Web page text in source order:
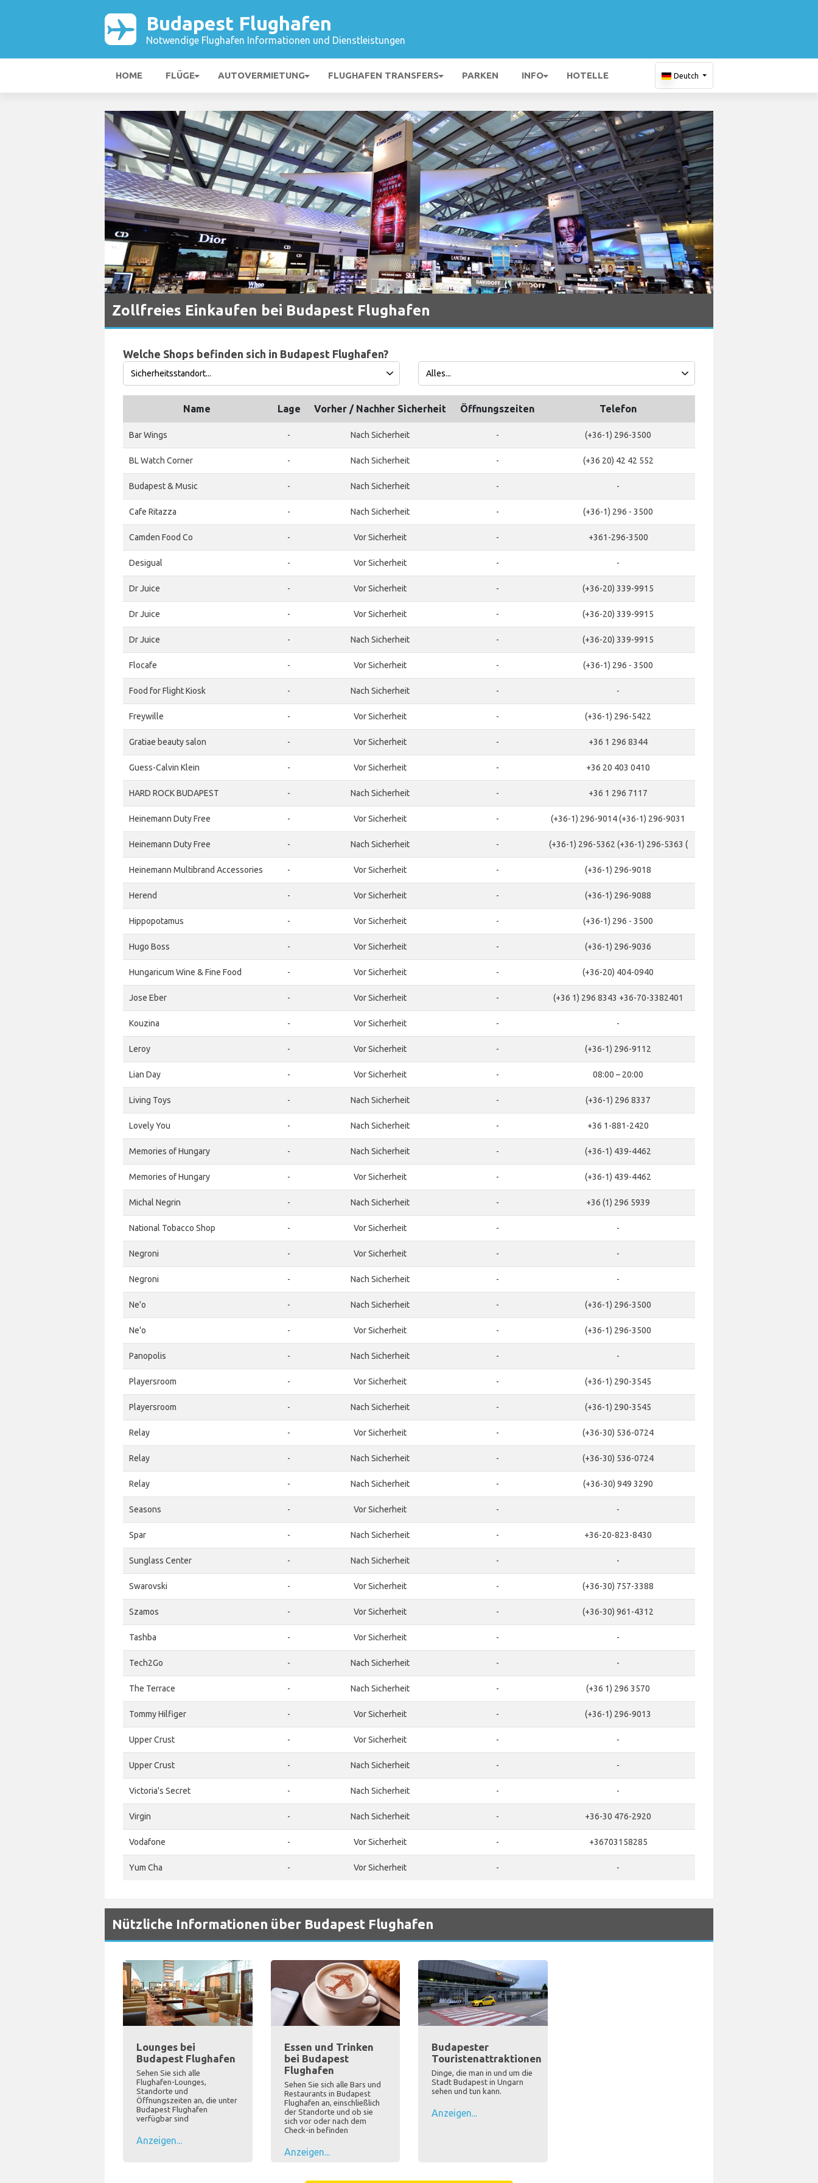
Budapest Flughafen
Notwendige Flughafen Informationen und Dienstleistungen
HOME FLÜGE AUTOVERMIETUNG FLUGHAFEN TRANSFERS PARKEN INFO HOTELLE Deutch
Zollfreies Einkaufen bei Budapest Flughafen
Welche Shops befinden sich in Budapest Flughafen?
Name Lage Vorher / Nachher Sicherheit Öffnungszeiten Telefon
Bar Wings - Nach Sicherheit - (+36-1) 296-3500
BL Watch Corner - Nach Sicherheit - (+36 20) 42 42 552
Budapest & Music - Nach Sicherheit - -
Cafe Ritazza - Nach Sicherheit - (+36-1) 296 - 3500
Camden Food Co - Vor Sicherheit - +361-296-3500
Desigual - Vor Sicherheit - -
Dr Juice - Vor Sicherheit - (+36-20) 339-9915
Dr Juice - Vor Sicherheit - (+36-20) 339-9915
Dr Juice - Nach Sicherheit - (+36-20) 339-9915
Flocafe - Vor Sicherheit - (+36-1) 296 - 3500
Food for Flight Kiosk - Nach Sicherheit - -
Freywille - Vor Sicherheit - (+36-1) 296-5422
Gratiae beauty salon - Vor Sicherheit - +36 1 296 8344
Guess-Calvin Klein - Vor Sicherheit - +36 20 403 0410
HARD ROCK BUDAPEST - Nach Sicherheit - +36 1 296 7117
Heinemann Duty Free - Vor Sicherheit - (+36-1) 296-9014 (+36-1) 296-9031
Heinemann Duty Free - Nach Sicherheit - (+36-1) 296-5362 (+36-1) 296-5363 (
Heinemann Multibrand Accessories - Vor Sicherheit - (+36-1) 296-9018
Herend - Vor Sicherheit - (+36-1) 296-9088
Hippopotamus - Vor Sicherheit - (+36-1) 296 - 3500
Hugo Boss - Vor Sicherheit - (+36-1) 296-9036
Hungaricum Wine & Fine Food - Vor Sicherheit - (+36-20) 404-0940
Jose Eber - Vor Sicherheit - (+36 1) 296 8343 +36-70-3382401
Kouzina - Vor Sicherheit - -
Leroy - Vor Sicherheit - (+36-1) 296-9112
Lian Day - Vor Sicherheit - 08:00 – 20:00
Living Toys - Nach Sicherheit - (+36-1) 296 8337
Lovely You - Nach Sicherheit - +36 1-881-2420
Memories of Hungary - Nach Sicherheit - (+36-1) 439-4462
Memories of Hungary - Vor Sicherheit - (+36-1) 439-4462
Michal Negrin - Nach Sicherheit - +36 (1) 296 5939
National Tobacco Shop - Vor Sicherheit - -
Negroni - Vor Sicherheit - -
Negroni - Nach Sicherheit - -
Ne'o - Nach Sicherheit - (+36-1) 296-3500
Ne'o - Vor Sicherheit - (+36-1) 296-3500
Panopolis - Nach Sicherheit - -
Playersroom - Vor Sicherheit - (+36-1) 290-3545
Playersroom - Nach Sicherheit - (+36-1) 290-3545
Relay - Vor Sicherheit - (+36-30) 536-0724
Relay - Nach Sicherheit - (+36-30) 536-0724
Relay - Nach Sicherheit - (+36-30) 949 3290
Seasons - Vor Sicherheit - -
Spar - Nach Sicherheit - +36-20-823-8430
Sunglass Center - Nach Sicherheit - -
Swarovski - Vor Sicherheit - (+36-30) 757-3388
Szamos - Vor Sicherheit - (+36-30) 961-4312
Tashba - Vor Sicherheit - -
Tech2Go - Nach Sicherheit - -
The Terrace - Nach Sicherheit - (+36 1) 296 3570
Tommy Hilfiger - Vor Sicherheit - (+36-1) 296-9013
Upper Crust - Vor Sicherheit - -
Upper Crust - Nach Sicherheit - -
Victoria's Secret - Nach Sicherheit - -
Virgin - Nach Sicherheit - +36-30 476-2920
Vodafone - Vor Sicherheit - +36703158285
Yum Cha - Vor Sicherheit - -
Nützliche Informationen über Budapest Flughafen
Lounges bei
Budapest Flughafen
Sehen Sie sich alle
Flughafen-Lounges,
Standorte und
Öffnungszeiten an, die unter
Budapest Flughafen
verfügbar sind
Anzeigen...
Essen und Trinken
bei Budapest
Flughafen
Sehen Sie sich alle Bars und
Restaurants in Budapest
Flughafen an, einschließlich
der Standorte und ob sie
sich vor oder nach dem
Check-in befinden
Anzeigen...
Budapester
Touristenattraktionen
Dinge, die man in und um die
Stadt Budapest in Ungarn
sehen und tun kann.
Anzeigen...